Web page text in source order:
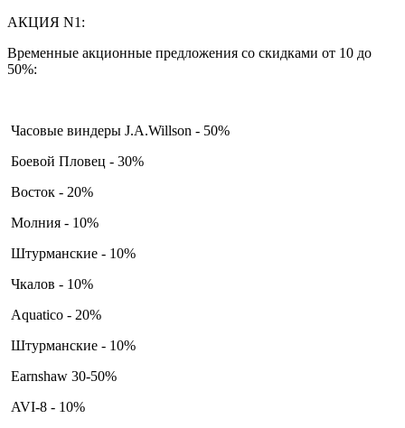
АКЦИЯ N1:
Временные акционные предложения со скидками от 10 до
50%:
Часовые виндеры J.A.Willson - 50%
Боевой Пловец - 30%
Восток - 20%
Молния - 10%
Штурманские - 10%
Чкалов - 10%
Aquatico - 20%
Штурманские - 10%
Earnshaw 30-50%
AVI-8 - 10%